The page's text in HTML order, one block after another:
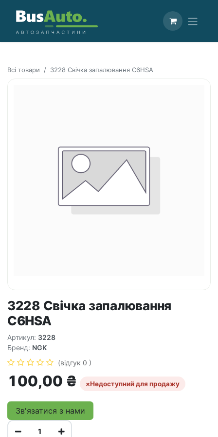
Всі товари 3228 Свічка запалювання C6HSA
3228 Свічка запалювання
C6HSA
Артикул: 3228
Бренд: NGK
(відгук 0 )
100,00 ₴ ×Недоступний для продажу
Зв'язатися з нами